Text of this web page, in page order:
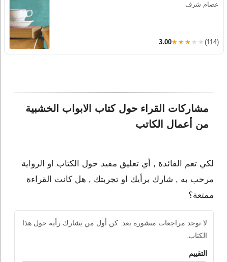
عصام شرف
3.00★★★★★ (114)
مشاركات القراء حول كتاب الابواب الخشبية
من أعمال الكاتب
لكي تعم الفائدة , أي تعليق مفيد حول الكتاب او الرواية
مرحب به , شارك برأيك او تجربتك , هل كانت القراءة
ممتعة؟
لا توجد مراجعات منشورة بعد. كن أول من يشارك رأيه حول هذا
الكتاب.
التقييم